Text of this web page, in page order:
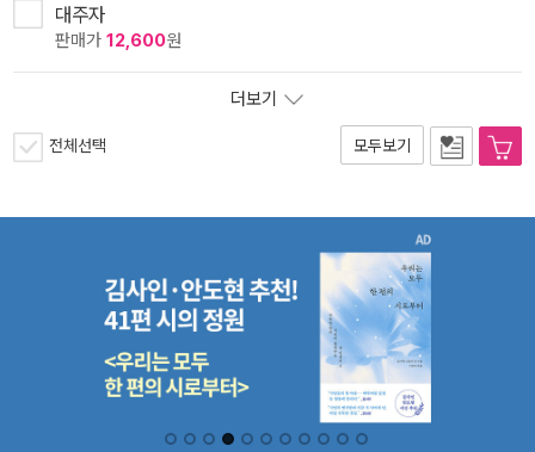
대주자
판매가 12,600원
더보기
전체선택 모두보기